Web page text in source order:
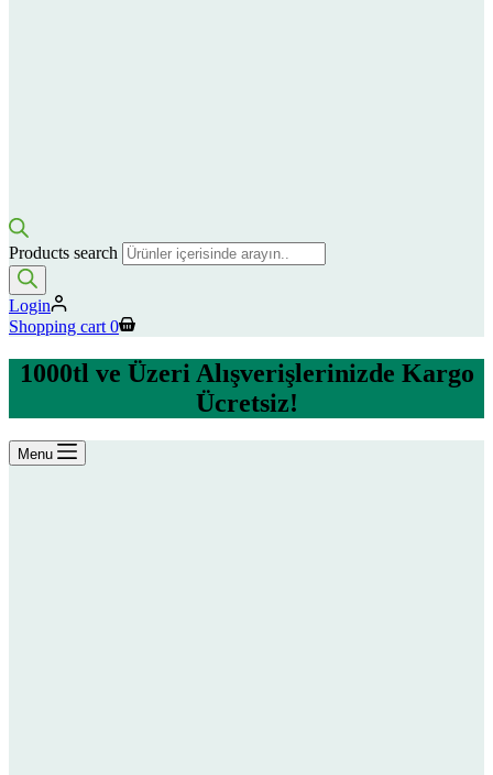
Products search
Login
Shopping cart 0
1000tl ve Üzeri Alışverişlerinizde Kargo
Ücretsiz!
Menu